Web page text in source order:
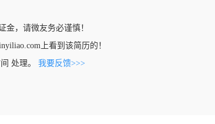
金，请微友务必谨慎！
上看到该简历的！
处理。 我要反馈>>>